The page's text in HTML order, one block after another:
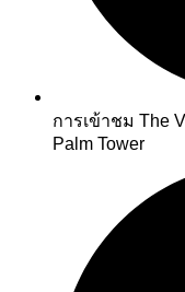
การเข้าชม The
Palm Tower